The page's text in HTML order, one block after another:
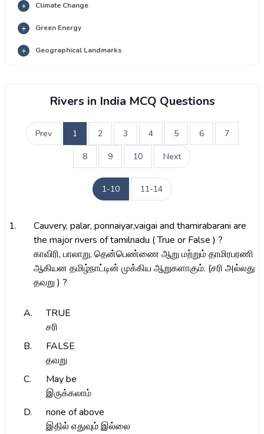
Climate Change
Green Energy
Geographical Landmarks
Rivers in India MCQ Questions
Prev 1 2 3 4 5 6 7
8 9 10 Next
1-10 11-14
1.
Cauvery, palar, ponnaiyar,vaigai and thamirabarani are
the major rivers of tamilnadu ( True or False ) ?
காவிரி, பாலாறு, தென்பெண்ணை ஆறு மற்றும் தாமிரபரணி
ஆகியன தமிழ்நாட்டின் முக்கிய ஆறுகளாகும். (சரி அல்லது
தவறு ) ?
A.
TRUE
சரி
B.
FALSE
தவறு
C.
May be
இருக்கலாம்
D.
none of above
இதில் எதுவும் இல்லை